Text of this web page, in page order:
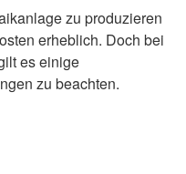
zu produzieren
erheblich. Doch bei
es einige
zu beachten.